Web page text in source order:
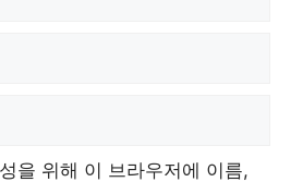
을 위해 이 브라우저에 이름,